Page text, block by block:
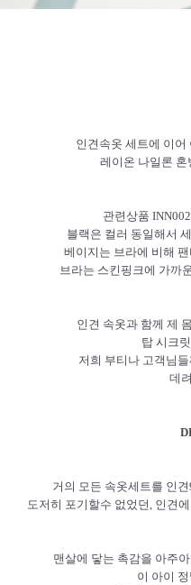
인견속옷 세트에 이어
레이온 나일론
관련상품
블랙은 컬러 동일해서
베이지는 브라에 비해
브라는 스킨핑크에 가까
인견 속옷과 함께 제
탑 시크
저희 부티나 고객님
데
거의 모든 속옷세트를 인
도저히 포기할수 없었던, 인견
맨살에 닿는 촉감을 아주
이 아이